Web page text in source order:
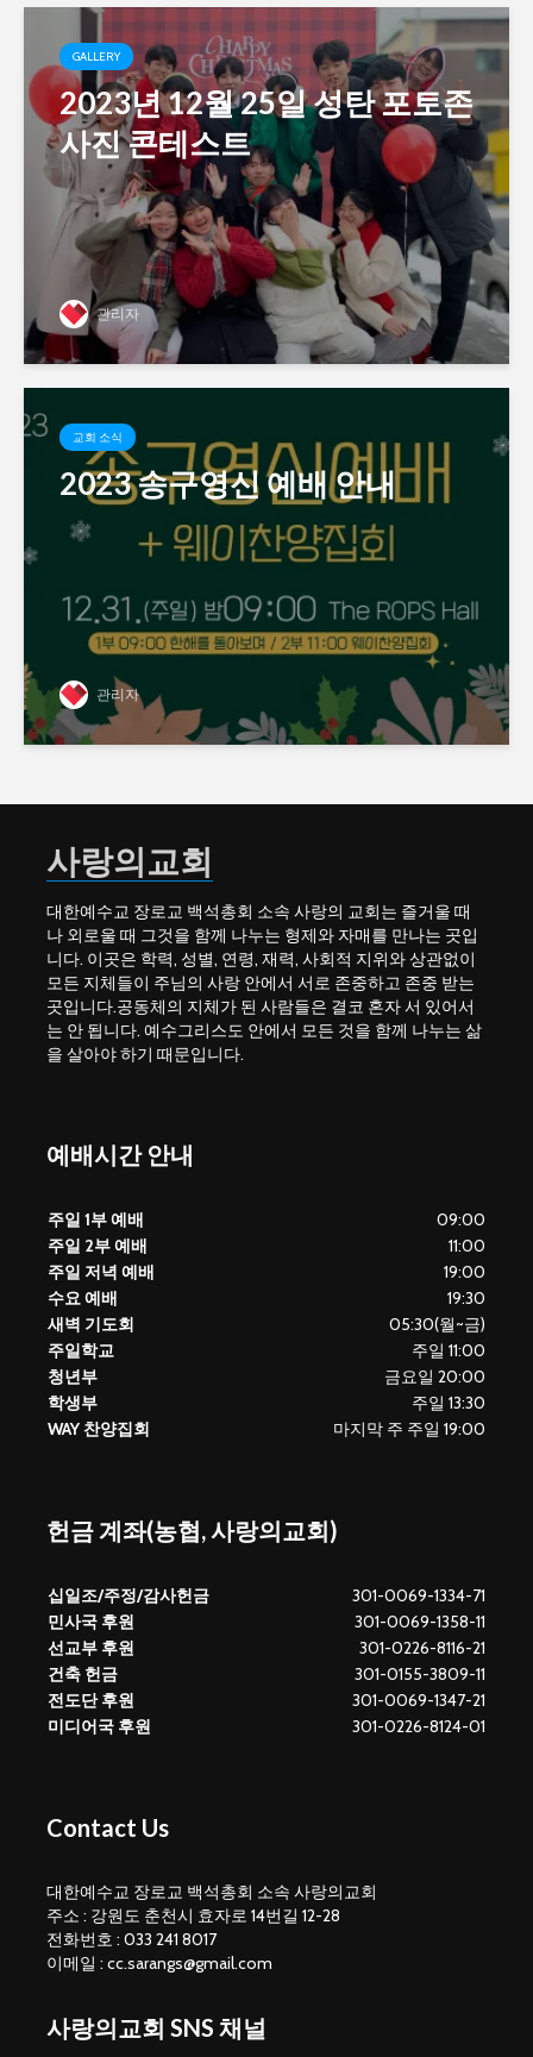
GALLERY
2023년 12월 25일 성탄 포토존
사진 콘테스트
관리자
교회 소식
2023 송구영신 예배 안내
관리자
사랑의교회
대한예수교 장로교 백석총회 소속 사랑의 교회는 즐거울 때
나 외로울 때 그것을 함께 나누는 형제와 자매를 만나는 곳입
니다. 이곳은 학력, 성별, 연령, 재력, 사회적 지위와 상관없이
모든 지체들이 주님의 사랑 안에서 서로 존중하고 존중 받는
곳입니다.공동체의 지체가 된 사람들은 결코 혼자 서 있어서
는 안 됩니다. 예수그리스도 안에서 모든 것을 함께 나누는 삶
을 살아야 하기 때문입니다.
예배시간 안내
주일 1부 예배
09:00
주일 2부 예배
11:00
주일 저녁 예배
19:00
수요 예배
19:30
새벽 기도회
05:30(월~금)
주일학교
주일 11:00
청년부
금요일 20:00
학생부
주일 13:30
WAY 찬양집회
마지막 주 주일 19:00
헌금 계좌(농협, 사랑의교회)
십일조/주정/감사헌금
301-0069-1334-71
민사국 후원
301-0069-1358-11
선교부 후원
301-0226-8116-21
건축 헌금
301-0155-3809-11
전도단 후원
301-0069-1347-21
미디어국 후원
301-0226-8124-01
Contact Us
대한예수교 장로교 백석총회 소속 사랑의교회
주소 : 강원도 춘천시 효자로 14번길 12-28
전화번호 : 033 241 8017
이메일 : cc.sarangs@gmail.com
사랑의교회 SNS 채널